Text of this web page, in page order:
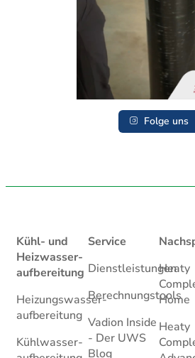
Folge uns
Kühl- und
Heizwasser­
aufbereitung
Heizungswasser­
aufbereitung
Kühlwasser­
Service
Dienstleistungen
Berechnungstools
Vadion Inside
- Der UWS
Blog
Heaty
Home
Heaty